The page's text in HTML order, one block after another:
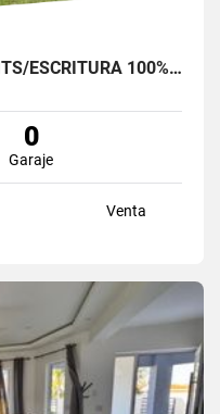
LOTE SANTA ELENA/ 3390 MTS/ESCRITURA 100%- OPORTUNIDAD!
0
Garaje
Venta